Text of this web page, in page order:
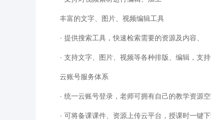
丰富的文字、图片、视频编辑工具
· 提供搜索工具，快速检索需要的资源及内容、
· 支持文字、图片、视频等各种排版、编辑，支
云账号服务体系
· 统一云账号登录，老师可拥有自己的教学资源
· 可将备课课件、资源上传云平台，授课时一键